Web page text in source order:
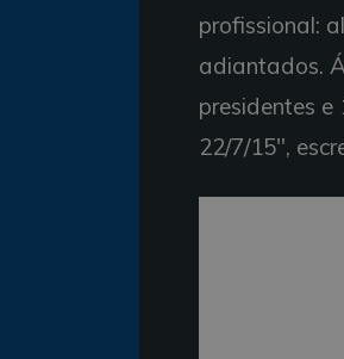
profissional:
adiantados.
presidentes
22/7/15",